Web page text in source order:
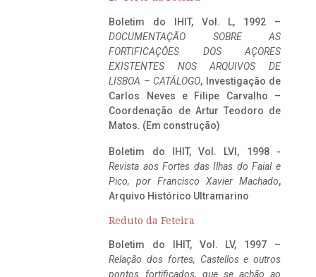
Boletim do IHIT, Vol. L, 1992 –
DOCUMENTAÇÃO SOBRE AS
FORTIFICAÇÕES DOS AÇORES
EXISTENTES NOS ARQUIVOS DE
LISBOA – CATÁLOGO, Investigação de
Carlos Neves e Filipe Carvalho –
Coordenação de Artur Teodoro de
Matos. (Em construção)
Boletim do IHIT, Vol. LVI, 1998 -
Revista aos Fortes das Ilhas do Faial e
Pico, por Francisco Xavier Machado,
Arquivo Histórico Ultramarino
Reduto da Feteira
Boletim do IHIT, Vol. LV, 1997 –
Relação dos fortes, Castellos e outros
pontos fortificados, que se achão ao